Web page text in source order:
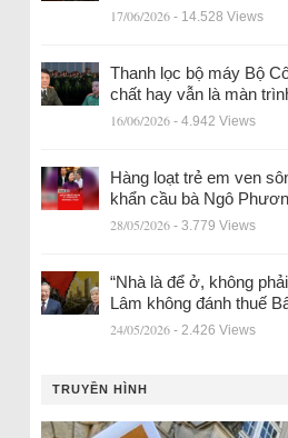
17/06/2026 - 14.528 Views
Thanh lọc bộ máy Bộ
chất hay vẫn là màn
16/06/2026 - 4.942 Views
Hàng loạt trẻ em ven
khẩn cầu bà Ngô
28/05/2026 - 3.779 Views
“Nhà là để ở, không
Lâm không đánh thuế
24/05/2026 - 2.426 Views
TRUYỀN HÌNH